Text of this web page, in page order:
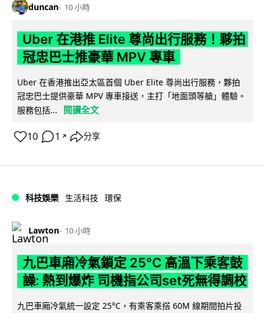
duncan 10 小時
Uber 在港推 Elite 尊尚出行服務！夥拍
冠忠巴士推豪華 MPV 專車
Uber 在香港推出亞太區首個 Uber Elite 尊尚出行服務，夥拍
冠忠巴士提供豪華 MPV 專車接送，主打「地面頭等艙」體驗。
服務包括...
閱讀全文
10 1 ↗ 分享
科技娛樂 生活科技 環保
Lawton 10 小時
九巴車廂冷氣鎖定 25°C 高溫下乘客鼓
譟: 熱到爆炸 司機指公司set死無得調校
九巴車廂冷氣統一設定 25°C，有乘客乘搭 60M 線期間拍片投